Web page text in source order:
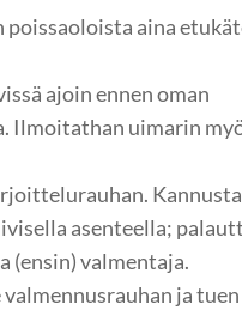
aina
ajoin ennen oman
Ilmoitathan uimarin
asenteella;
(ensin) valmentaja.
ja